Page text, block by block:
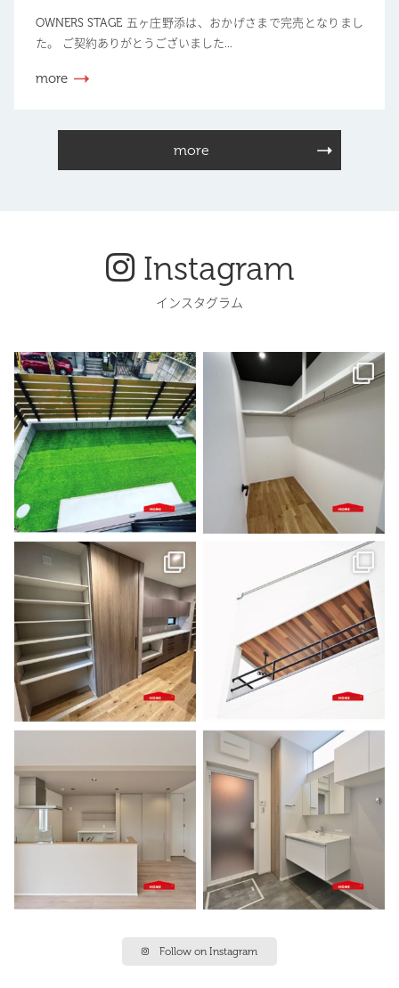
OWNERS STAGE 五ヶ庄野添は、おかげさまで完売となりまし
た。 ご契約ありがとうございました...
more
more
Instagram
インスタグラム
Follow on Instagram